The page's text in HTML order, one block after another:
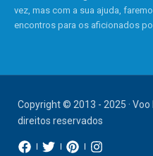
vez, mas com a sua ajuda,
encontros para os aficionados
Copyright © 2013 - 2025 ·
direitos reservados